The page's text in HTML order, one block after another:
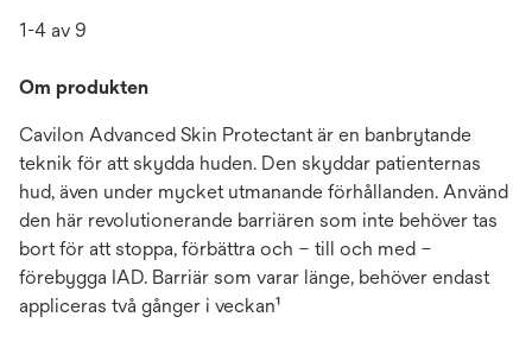
1-4 av 9
Om produkten
Cavilon Advanced Skin Protectant är en banbrytande
teknik för att skydda huden. Den skyddar patienternas
hud, även under mycket utmanande förhållanden. Använd
den här revolutionerande barriären som inte behöver tas
bort för att stoppa, förbättra och – till och med –
förebygga IAD. Barriär som varar länge, behöver endast
appliceras två gånger i veckan¹